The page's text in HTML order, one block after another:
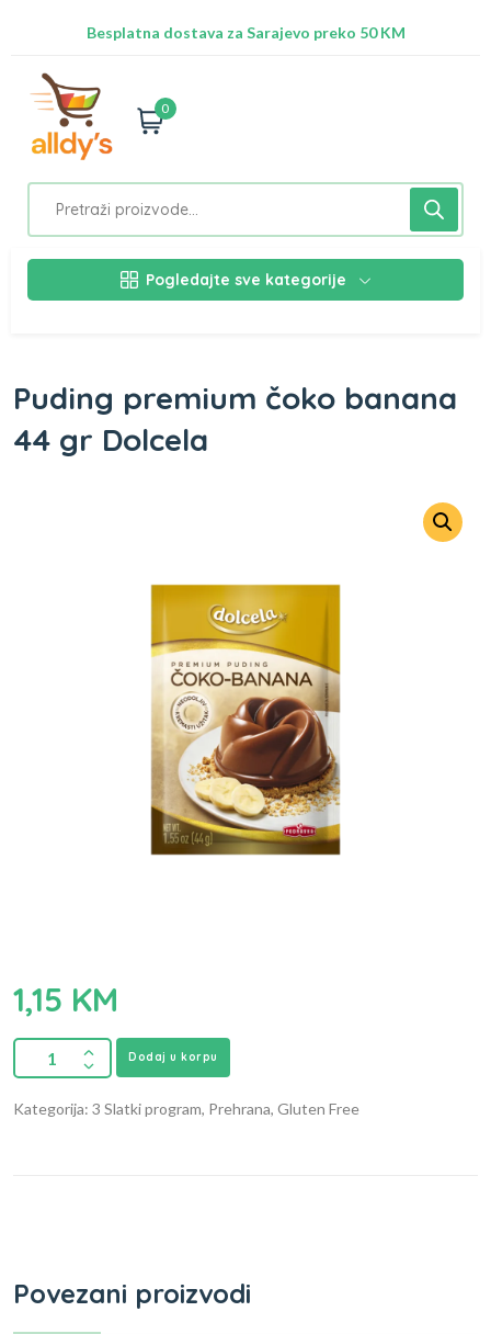
Besplatna dostava za Sarajevo preko 50 KM
0
Pogledajte sve kategorije
Puding premium čoko banana
44 gr Dolcela
1,15 KM
Dodaj u korpu
Kategorija: 3 Slatki program, Prehrana, Gluten Free
Povezani proizvodi